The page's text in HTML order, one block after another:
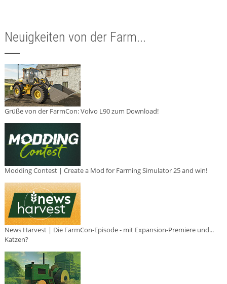
Neuigkeiten von der Farm...
Grüße von der FarmCon: Volvo L90 zum Download!
Modding Contest | Create a Mod for Farming Simulator 25 and win!
News Harvest | Die FarmCon-Episode - mit Expansion-Premiere und...
Katzen?